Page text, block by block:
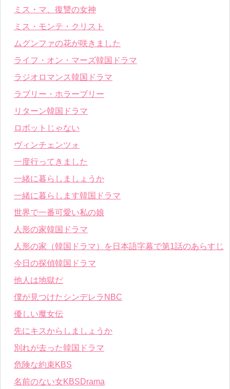
ミス・マ、復讐の女神
ミス・モンテ・クリスト
ムグンファの花が咲きました
ライフ・オン・マーズ韓国ドラマ
ラジオロマンス韓国ドラマ
ラブリー・ホラーブリー
リターン韓国ドラマ
ロボットじゃない
ヴィンチェンツォ
一度行ってきました
一緒に暮らしましょうか
一緒に暮らします韓国ドラマ
世界で一番可愛い私の娘
人形の家韓国ドラマ
人形の家（韓国ドラマ）を日本語字幕で第1話のあらすじ
今日の探偵韓国ドラマ
他人は地獄だ
僕が見つけたシンデレラNBC
優しい魔女伝
先にキスからしましょうか
別れが去った韓国ドラマ
危険な約束KBS
名前のない女KBSDrama